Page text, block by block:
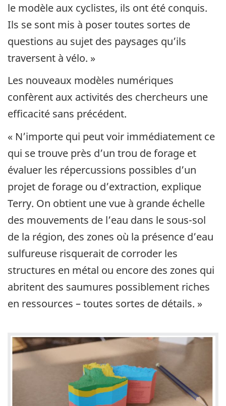
le modèle aux cyclistes, ils ont été conquis.
Ils se sont mis à poser toutes sortes de
questions au sujet des paysages qu’ils
traversent à vélo. »
Les nouveaux modèles numériques
confèrent aux activités des chercheurs une
efficacité sans précédent.
« N’importe qui peut voir immédiatement ce
qui se trouve près d’un trou de forage et
évaluer les répercussions possibles d’un
projet de forage ou d’extraction, explique
Terry. On obtient une vue à grande échelle
des mouvements de l’eau dans le sous-sol
de la région, des zones où la présence d’eau
sulfureuse risquerait de corroder les
structures en métal ou encore des zones qui
abritent des saumures possiblement riches
en ressources – toutes sortes de détails. »